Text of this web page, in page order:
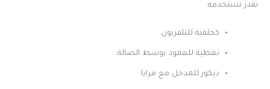
تقدر تستخدمه:
كخلفية للتلفزيون.
تغطية للعمود بوسط الصالة.
ديكور للمدخل مع مرايا.